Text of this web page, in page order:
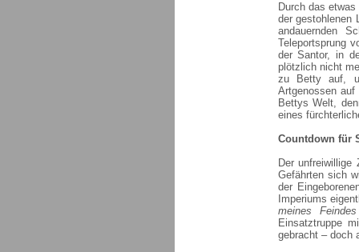
Durch das
der gestohlenen
andauernden
Teleportsprung
der Santor, in
plötzlich nicht
zu Betty auf,
Artgenossen
Bettys Welt,
eines
Countdown für
Der
Gefährten sich
der
Imperiums
meines
Einsatztruppe
gebracht – doch